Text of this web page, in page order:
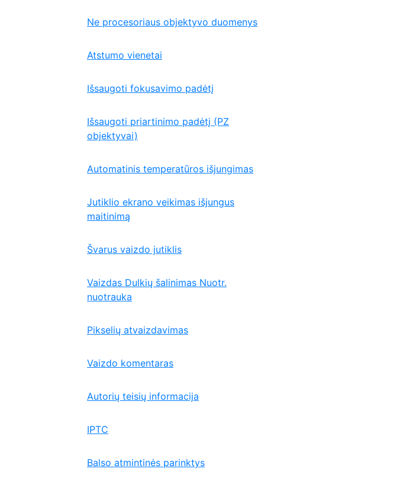
Ne procesoriaus objektyvo duomenys
Atstumo vienetai
Išsaugoti fokusavimo padėtį
Išsaugoti priartinimo padėtį (PZ
objektyvai)
Automatinis temperatūros išjungimas
Jutiklio ekrano veikimas išjungus
maitinimą
Švarus vaizdo jutiklis
Vaizdas Dulkių šalinimas Nuotr.
nuotrauka
Pikselių atvaizdavimas
Vaizdo komentaras
Autorių teisių informacija
IPTC
Balso atmintinės parinktys